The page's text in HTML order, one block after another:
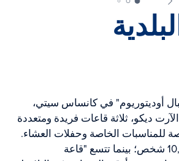
أوديتوريوم" في كانساس سيتي،
ديكو، ثلاثة قاعات فريدة ومتعددة
للمناسبات الخاصة وحفلات العشاء.
تتسع "الأرينا" لـ 10,700 شخص؛ بينما تتسع "قاعة